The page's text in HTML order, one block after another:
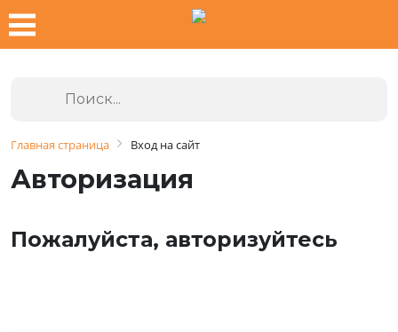
Главная страница Вход на сайт
Авторизация
Пожалуйста, авторизуйтесь